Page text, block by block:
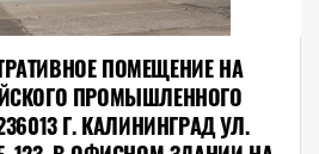
ПОМЕЩЕНИЕ НА
ПРОМЫШЛЕННОГО
Г. КАЛИНИНГРАД УЛ.